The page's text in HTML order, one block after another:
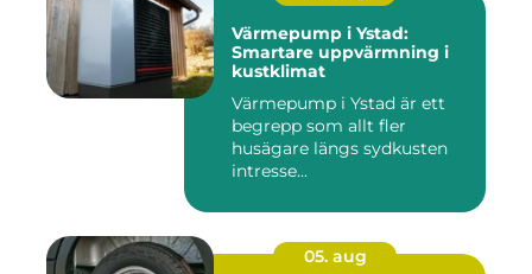
Värmepump i Ystad:
Smartare uppvärmning i
kustklimat
Värmepump i Ystad är ett
begrepp som allt fler
husägare längs sydkusten
intresse...
05. aug